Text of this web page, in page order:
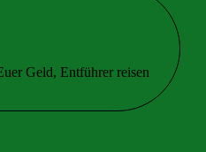
Geld, Entführer reisen